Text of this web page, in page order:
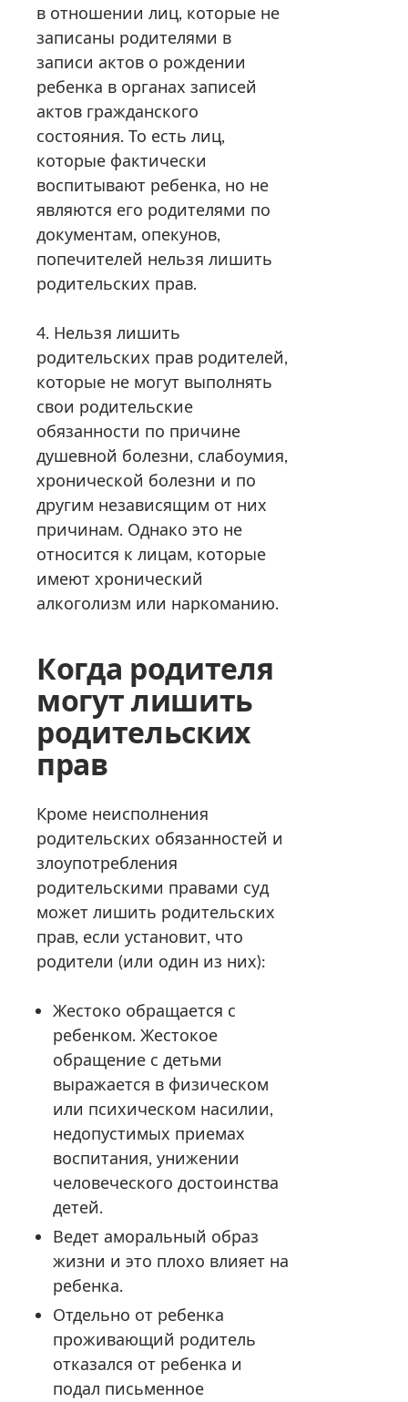
в отношении лиц, которые не
записаны родителями в
записи актов о рождении
ребенка в органах записей
актов гражданского
состояния. То есть лиц,
которые фактически
воспитывают ребенка, но не
являются его родителями по
документам, опекунов,
попечителей нельзя лишить
родительских прав.
4. Нельзя лишить
родительских прав родителей,
которые не могут выполнять
свои родительские
обязанности по причине
душевной болезни, слабоумия,
хронической болезни и по
другим независящим от них
причинам. Однако это не
относится к лицам, которые
имеют хронический
алкоголизм или наркоманию.
Когда родителя
могут лишить
родительских
прав
Кроме неисполнения
родительских обязанностей и
злоупотребления
родительскими правами суд
может лишить родительских
прав, если установит, что
родители (или один из них):
Жестоко обращается с
ребенком. Жестокое
обращение с детьми
выражается в физическом
или психическом насилии,
недопустимых приемах
воспитания, унижении
человеческого достоинства
детей.
Ведет аморальный образ
жизни и это плохо влияет на
ребенка.
Отдельно от ребенка
проживающий родитель
отказался от ребенка и
подал письменное